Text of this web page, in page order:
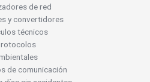
de red
y convertidores
técnicos
de comunicación